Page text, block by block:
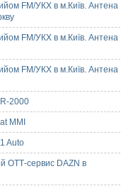
FM/УКХ в м.Київ. Антена
FM/УКХ в м.Київ. Антена
FM/УКХ в м.Київ. Антена
2000
MMI
Auto
ОТТ-сервис DAZN в